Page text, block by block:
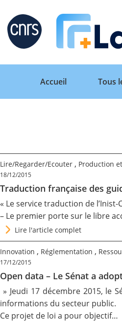
Retour
Tous les articles
Qui sommes nous ?
Contact
Nous suivre
Accueil Tous
Lire/Regarder/Ecouter , Production
18/12/2015
Traduction française des
« Le service traduction de
– Le premier porte sur le libre
Lire l'article complet
Innovation , Réglementation ,
17/12/2015
Open data – Le Sénat a
» Jeudi 17 décembre 2015, le
informations du secteur public.
Ce projet de loi a pour objectif…